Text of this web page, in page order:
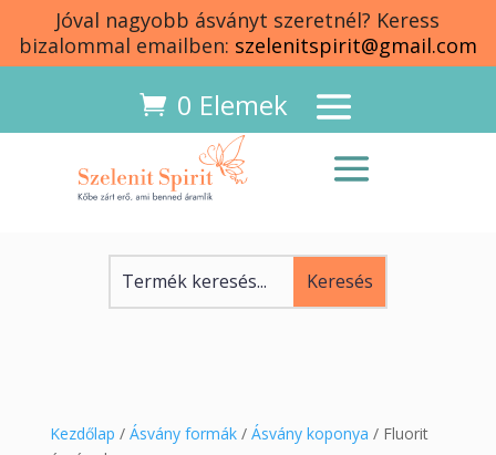
Jóval nagyobb ásványt szeretnél? Keress
bizalommal emailben: szelenitspirit@gmail.com
0 Elemek
Kezdőlap / Ásvány formák/ Ásvány koponya / Fluorit